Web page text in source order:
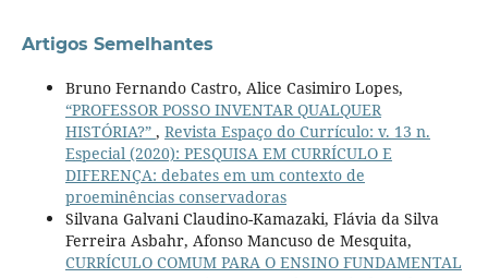
Artigos Semelhantes
Bruno Fernando Castro, Alice Casimiro Lopes,
“PROFESSOR POSSO INVENTAR QUALQUER
HISTÓRIA?” , Revista Espaço do Currículo: v. 13 n.
Especial (2020): PESQUISA EM CURRÍCULO E
DIFERENÇA: debates em um contexto de
proeminências conservadoras
Silvana Galvani Claudino-Kamazaki, Flávia da Silva
Ferreira Asbahr, Afonso Mancuso de Mesquita,
CURRÍCULO COMUM PARA O ENSINO FUNDAMENTAL